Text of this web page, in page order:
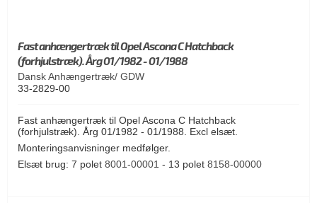
Fast anhængertræk til Opel Ascona C Hatchback
(forhjulstræk). Årg 01/1982 - 01/1988
Dansk Anhængertræk/ GDW
33-2829-00
Fast anhængertræk til Opel Ascona C Hatchback
(forhjulstræk). Årg 01/1982 - 01/1988. Excl elsæt.
Monteringsanvisninger medfølger.
Elsæt brug: 7 polet 8001-00001 - 13 polet 8158-00000